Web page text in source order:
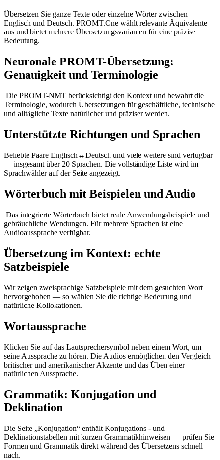
Übersetzen Sie ganze Texte oder einzelne Wörter zwischen
Englisch und Deutsch. PROMT.One wählt relevante Äquivalente
aus und bietet mehrere Übersetzungsvarianten für eine präzise
Bedeutung.
Neuronale PROMT-Übersetzung:
Genauigkeit und Terminologie
Die PROMT-NMT berücksichtigt den Kontext und bewahrt die
Terminologie, wodurch Übersetzungen für geschäftliche, technische
und alltägliche Texte natürlicher und präziser werden.
Unterstützte Richtungen und Sprachen
Beliebte Paare Englisch↔Deutsch und viele weitere sind verfügbar
— insgesamt über 20 Sprachen. Die vollständige Liste wird im
Sprachwähler auf der Seite angezeigt.
Wörterbuch mit Beispielen und Audio
Das integrierte Wörterbuch bietet reale Anwendungsbeispiele und
gebräuchliche Wendungen. Für mehrere Sprachen ist eine
Audioaussprache verfügbar.
Übersetzung im Kontext: echte
Satzbeispiele
Wir zeigen zweisprachige Satzbeispiele mit dem gesuchten Wort
hervorgehoben — so wählen Sie die richtige Bedeutung und
natürliche Kollokationen.
Wortaussprache
Klicken Sie auf das Lautsprechersymbol neben einem Wort, um
seine Aussprache zu hören. Die Audios ermöglichen den Vergleich
britischer und amerikanischer Akzente und das Üben einer
natürlichen Aussprache.
Grammatik: Konjugation und
Deklination
Die Seite „Konjugation“ enthält Konjugations - und
Deklinationstabellen mit kurzen Grammatikhinweisen — prüfen Sie
Formen und Grammatik direkt während des Übersetzens schnell
nach.